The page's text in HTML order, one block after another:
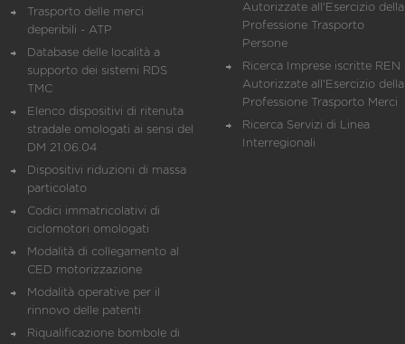
Trasporto delle merci
deperibili - ATP
Database delle località a
supporto dei sistemi RDS
TMC
Elenco dispositivi di ritenuta
stradale omologati ai sensi del
DM 21.06.04
Dispositivi riduzioni di massa
particolato
Codici immatricolativi di
ciclomotori omologati
Modalità di collegamento al
CED motorizzazione
Modalità operative per il
rinnovo delle patenti
Riqualificazione bombole di
Autorizzate all'Esercizio della
Professione Trasporto
Persone
Ricerca Imprese iscritte REN
Autorizzate all'Esercizio della
Professione Trasporto Merci
Ricerca Servizi di Linea
Interregionali